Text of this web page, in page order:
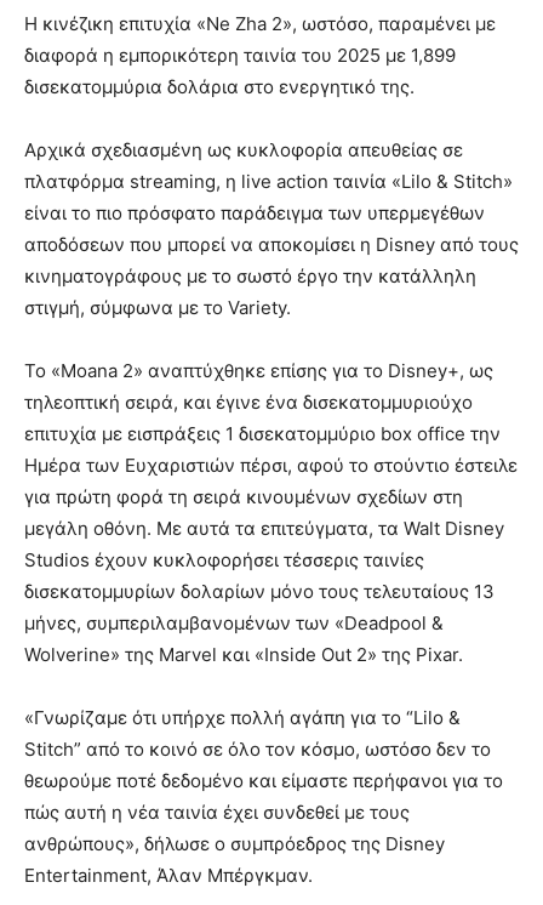
Η κινέζικη επιτυχία «Ne Zha 2», ωστόσο, παραμένει με
διαφορά η εμπορικότερη ταινία του 2025 με 1,899
δισεκατομμύρια δολάρια στο ενεργητικό της.
Αρχικά σχεδιασμένη ως κυκλοφορία απευθείας σε
πλατφόρμα streaming, η live action ταινία «Lilo & Stitch»
είναι το πιο πρόσφατο παράδειγμα των υπερμεγέθων
αποδόσεων που μπορεί να αποκομίσει η Disney από τους
κινηματογράφους με το σωστό έργο την κατάλληλη
στιγμή, σύμφωνα με το Variety.
Το «Moana 2» αναπτύχθηκε επίσης για το Disney+, ως
τηλεοπτική σειρά, και έγινε ένα δισεκατομμυριούχο
επιτυχία με εισπράξεις 1 δισεκατομμύριο box office την
Ημέρα των Ευχαριστιών πέρσι, αφού το στούντιο έστειλε
για πρώτη φορά τη σειρά κινουμένων σχεδίων στη
μεγάλη οθόνη. Με αυτά τα επιτεύγματα, τα Walt Disney
Studios έχουν κυκλοφορήσει τέσσερις ταινίες
δισεκατομμυρίων δολαρίων μόνο τους τελευταίους 13
μήνες, συμπεριλαμβανομένων των «Deadpool &
Wolverine» της Marvel και «Inside Out 2» της Pixar.
«Γνωρίζαμε ότι υπήρχε πολλή αγάπη για το “Lilo &
Stitch” από το κοινό σε όλο τον κόσμο, ωστόσο δεν το
θεωρούμε ποτέ δεδομένο και είμαστε περήφανοι για το
πώς αυτή η νέα ταινία έχει συνδεθεί με τους
ανθρώπους», δήλωσε ο συμπρόεδρος της Disney
Entertainment, Άλαν Μπέργκμαν.